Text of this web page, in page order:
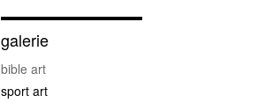
galerie
bible art
sport art